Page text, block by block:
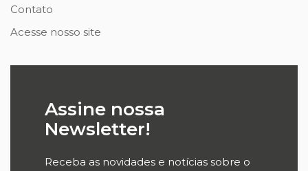
Contato
Acesse nosso site
Assine nossa
Newsletter!
Receba as novidades e notícias sobre o